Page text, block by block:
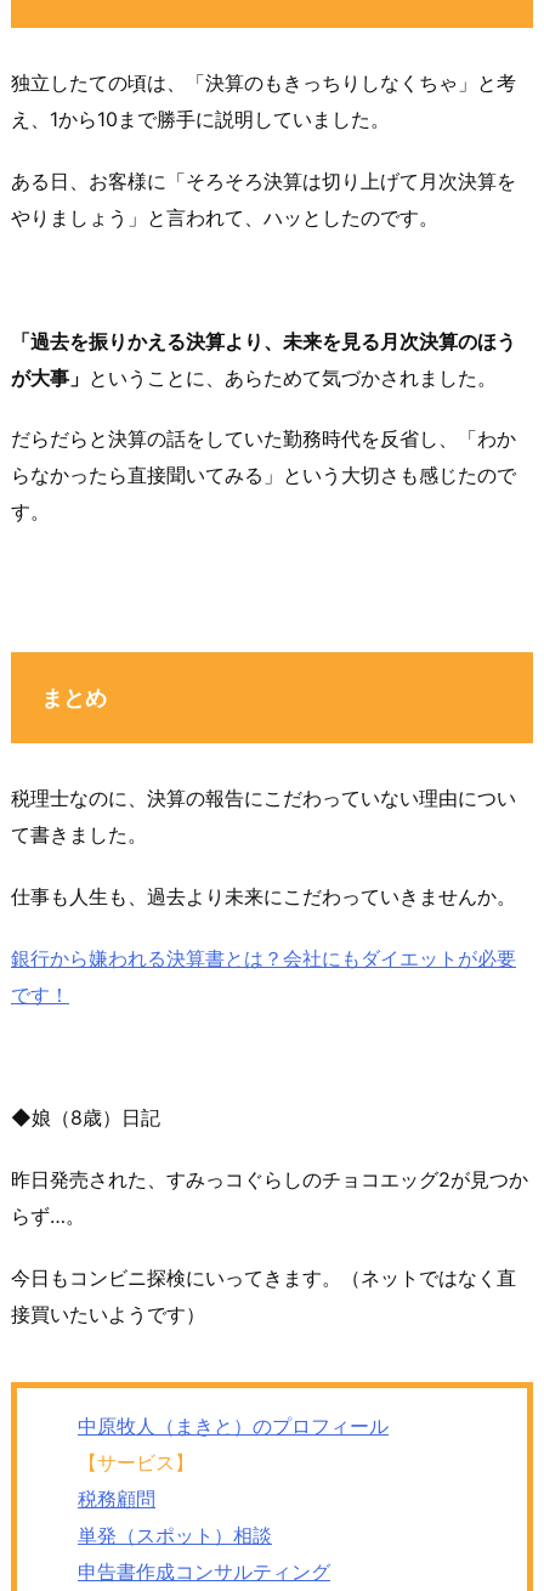
独立したての頃は、「決算のもきっちりしなくちゃ」と考
え、1から10まで勝手に説明していました。
ある日、お客様に「そろそろ決算は切り上げて月次決算を
やりましょう」と言われて、ハッとしたのです。
「過去を振りかえる決算より、未来を見る月次決算のほう
が大事」 ということに、あらためて気づかされました。
だらだらと決算の話をしていた勤務時代を反省し、「わか
らなかったら直接聞いてみる」という大切さも感じたので
す。
まとめ
税理士なのに、決算の報告にこだわっていない理由につい
て書きました。
仕事も人生も、過去より未来にこだわっていきませんか。
銀行から嫌われる決算書とは？会社にもダイエットが必要
です！
◆娘（8歳）日記
昨日発売された、すみっコぐらしのチョコエッグ2が見つか
らず…。
今日もコンビニ探検にいってきます。（ネットではなく直
接買いたいようです）
中原牧人（まきと）のプロフィール
【サービス】
税務顧問
単発（スポット）相談
申告書作成コンサルティング